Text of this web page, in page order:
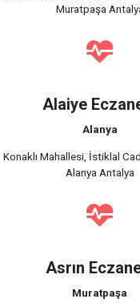
Muratpaşa
Alaiye
Alanya
Konaklı Mahallesi, İstiklal
Alanya Antalya
Asrın
Muratpaşa